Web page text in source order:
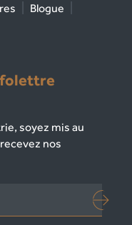
Blogue
soyez mis au
nos